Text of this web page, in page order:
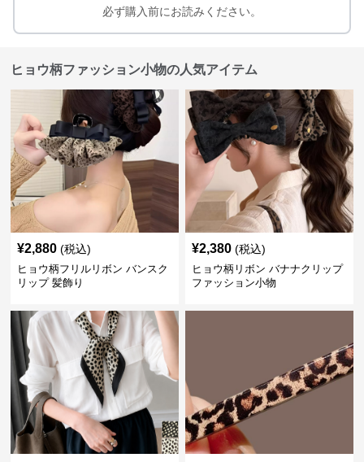
必ず購入前にお読みください。
ヒョウ柄ファッション小物の人気アイテム
¥2,880 (税込)
ヒョウ柄フリルリボン バンスク
リップ 髪飾り
¥2,380 (税込)
ヒョウ柄リボン バナナクリップ
ファッション小物